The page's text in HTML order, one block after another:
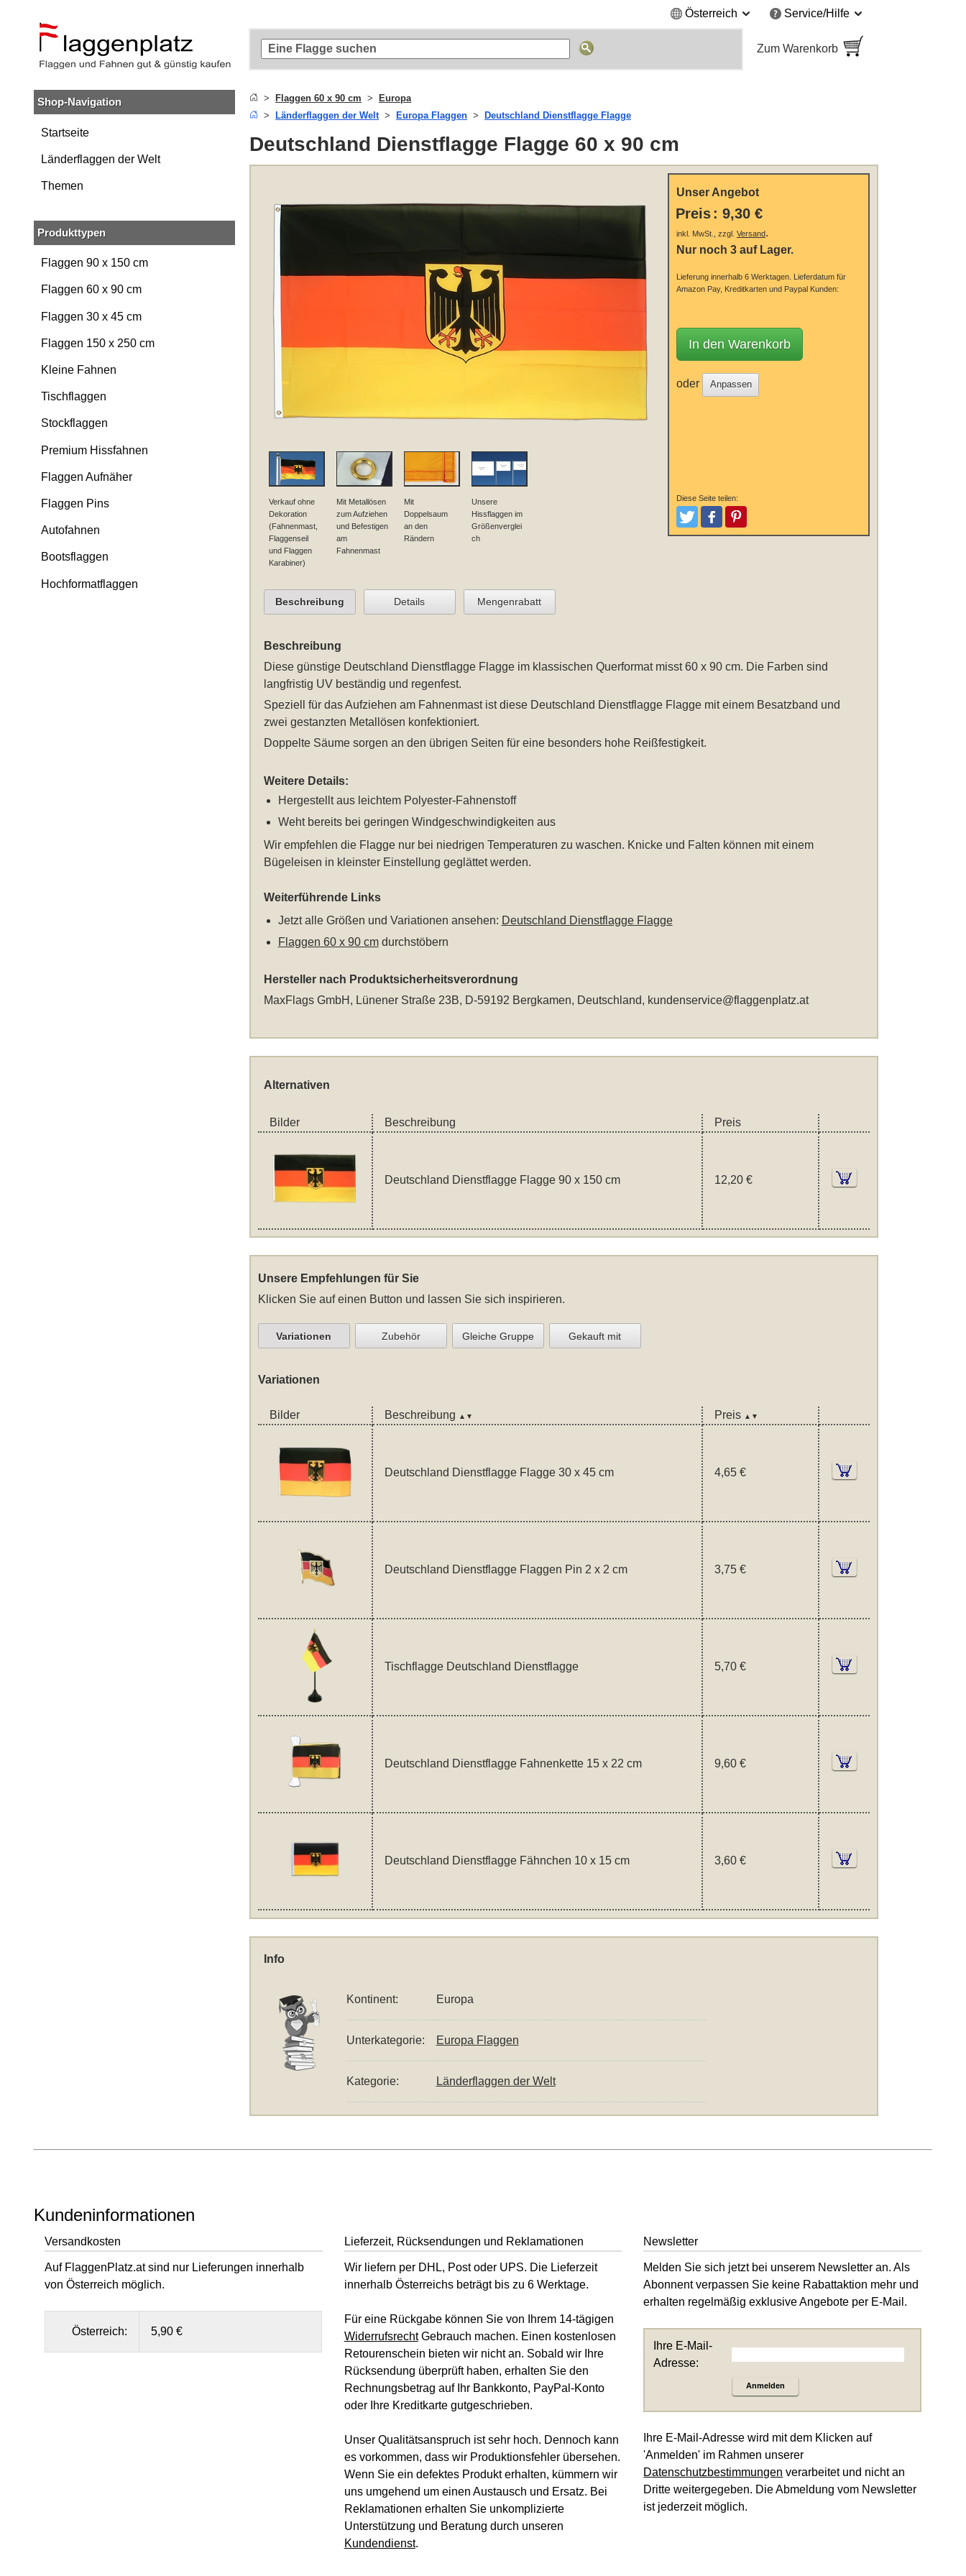
Hauptinhalt
springen
Suche
Zur
Navigation
springen
Österreich Service/Hilfe
Zum Warenkorb
Shop-Navigation
Startseite
Länderflaggen der Welt
Themen
Produkttypen
Flaggen 90 x 150 cm
Flaggen 60 x 90 cm
Flaggen 30 x 45 cm
Flaggen 150 x 250 cm
Kleine Fahnen
Tischflaggen
Stockflaggen
Premium Hissfahnen
Flaggen Aufnäher
Flaggen Pins
Autofahnen
Bootsflaggen
Hochformatflaggen
Flaggen 60 x 90 cm
Europa
Länderflaggen der Welt
Europa Flaggen Deutschland Dienstflagge Flagge
Deutschland Dienstflagge Flagge 60 x 90 cm
Verkauf ohne
Dekoration
(Fahnenmast,
Flaggenseil
und Flaggen
Karabiner)
Mit Metallösen
zum Aufziehen
und Befestigen
am
Fahnenmast
Mit
Doppelsaum
an den
Rändern
Unsere
Hissflaggen im
Größenverglei
ch
Unser Angebot
Preis : 9,30 €
inkl. MwSt., zzgl. Versand.
Nur noch 3 auf Lager.
Lieferung innerhalb 6 Werktagen.
Lieferdatum für
Amazon Pay, Kreditkarten und Paypal Kunden:
In den Warenkorb
oder Anpassen
Diese Seite teilen:
TweetenPostenPinterest
Beschreibung Details Mengenrabatt
Beschreibung
Diese günstige Deutschland Dienstflagge Flagge im klassischen Querformat misst 60 x 90 cm. Die Farben sind
langfristig UV beständig und regenfest.
Speziell für das Aufziehen am Fahnenmast ist diese Deutschland Dienstflagge Flagge mit einem Besatzband und
zwei gestanzten Metallösen konfektioniert.
Doppelte Säume sorgen an den übrigen Seiten für eine besonders hohe Reißfestigkeit.
Weitere Details:
Hergestellt aus leichtem Polyester-Fahnenstoff
Weht bereits bei geringen Windgeschwindigkeiten aus
Wir empfehlen die Flagge nur bei niedrigen Temperaturen zu waschen. Knicke und Falten können mit einem
Bügeleisen in kleinster Einstellung geglättet werden.
Weiterführende Links
Jetzt alle Größen und Variationen ansehen: Deutschland Dienstflagge Flagge
Flaggen 60 x 90 cmdurchstöbern
Hersteller nach Produktsicherheitsverordnung
MaxFlags GmbH, Lünener Straße 23B, D-59192 Bergkamen, Deutschland, kundenservice@flaggenplatz.at
Alternativen
Bilder Beschreibung Preis
Deutschland Dienstflagge Flagge 90 x 150 cm 12,20 €
Unsere Empfehlungen für Sie
Klicken Sie auf einen Button und lassen Sie sich inspirieren.
Variationen Zubehör Gleiche Gruppe Gekauft mit
Variationen
Bilder Beschreibung ▲▼ Preis ▲▼
Deutschland Dienstflagge Flagge 30 x 45 cm 4,65 €
Deutschland Dienstflagge Flaggen Pin 2 x 2 cm 3,75 €
Tischflagge Deutschland Dienstflagge 5,70 €
Deutschland Dienstflagge Fahnenkette 15 x 22 cm 9,60 €
Deutschland Dienstflagge Fähnchen 10 x 15 cm 3,60 €
Info
Kontinent: Europa
Unterkategorie: Europa Flaggen
Kategorie: Länderflaggen der Welt
Kundeninformationen
Versandkosten
Auf FlaggenPlatz.at sind nur Lieferungen innerhalb
von Österreich möglich.
Österreich: 5,90 €
Lieferzeit, Rücksendungen und Reklamationen
Wir liefern per DHL, Post oder UPS. Die Lieferzeit
innerhalb Österreichs beträgt bis zu 6 Werktage.
Für eine Rückgabe können Sie von Ihrem 14-tägigen
WiderrufsrechtGebrauch machen. Einen kostenlosen
Retourenschein bieten wir nicht an. Sobald wir Ihre
Rücksendung überprüft haben, erhalten Sie den
Rechnungsbetrag auf Ihr Bankkonto, PayPal-Konto
oder Ihre Kreditkarte gutgeschrieben.
Unser Qualitätsanspruch ist sehr hoch. Dennoch kann
es vorkommen, dass wir Produktionsfehler übersehen.
Wenn Sie ein defektes Produkt erhalten, kümmern wir
uns umgehend um einen Austausch und Ersatz. Bei
Reklamationen erhalten Sie unkomplizierte
Unterstützung und Beratung durch unseren
Kundendienst.
Newsletter
Melden Sie sich jetzt bei unserem Newsletter an. Als
Abonnent verpassen Sie keine Rabattaktion mehr und
erhalten regelmäßig exklusive Angebote per E-Mail.
Ihre E-Mail-
Adresse:
Anmelden
Ihre E-Mail-Adresse wird mit dem Klicken auf
'Anmelden' im Rahmen unserer
Datenschutzbestimmungen verarbeitet und nicht an
Dritte weitergegeben. Die Abmeldung vom Newsletter
ist jederzeit möglich.